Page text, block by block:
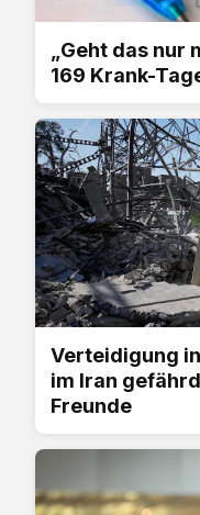
„Geht das nur
169 Krank-
Verteidigung
im Iran
Freunde